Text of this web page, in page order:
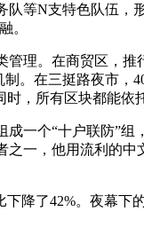
等N支特色队伍
。
理。在商贸区，
。在三挺路夜市
，所有区块都能依
一个“十户联防”
一，他用流利的
降了42%。夜幕